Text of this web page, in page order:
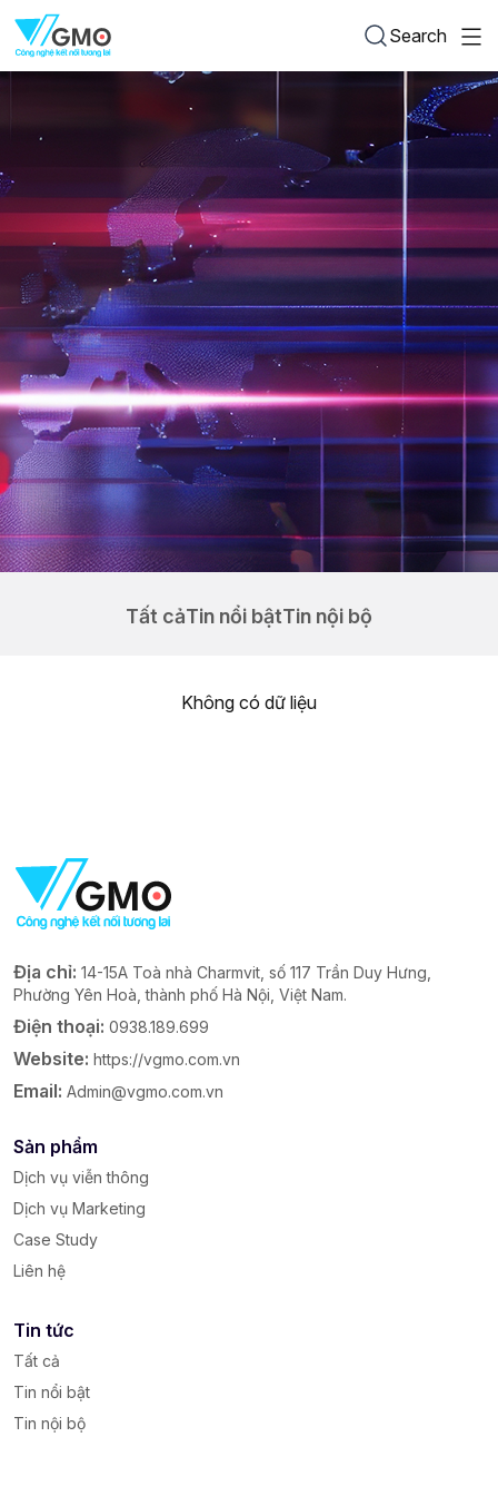
Search
Tất cảTin nổi bậtTin nội bộ
Không có dữ liệu
Địa chỉ: 14-15A Toà nhà Charmvit, số 117 Trần Duy Hưng,
Phường Yên Hoà, thành phố Hà Nội, Việt Nam.
Điện thoại: 0938.189.699
Website: https://vgmo.com.vn
Email: Admin@vgmo.com.vn
Sản phẩm
Dịch vụ viễn thông
Dịch vụ Marketing
Case Study
Liên hệ
Tin tức
Tất cả
Tin nổi bật
Tin nội bộ